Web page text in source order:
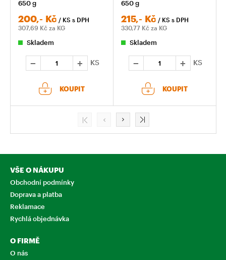
650 g
200,- Kč / KS s DPH
307,69 Kč za KG
Skladem
KS
KOUPIT
650 g
215,- Kč / KS s DPH
330,77 Kč za KG
Skladem
KS
KOUPIT
VŠE O NÁKUPU
Obchodní podmínky
Doprava a platba
Reklamace
Rychlá objednávka
O FIRMĚ
O nás